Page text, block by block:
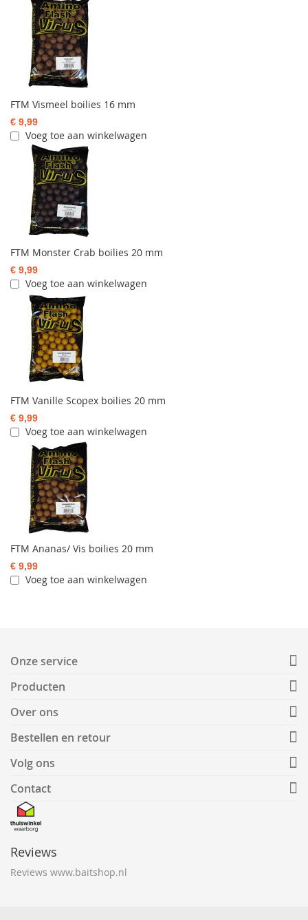
FTM Vismeel boilies 16 mm
€ 9,99
Voeg toe aan winkelwagen
FTM Monster Crab boilies 20 mm
€ 9,99
Voeg toe aan winkelwagen
FTM Vanille Scopex boilies 20 mm
€ 9,99
Voeg toe aan winkelwagen
FTM Ananas/ Vis boilies 20 mm
€ 9,99
Voeg toe aan winkelwagen
Onze service
Producten
Over ons
Bestellen en retour
Volg ons
Contact
Reviews
Reviews www.baitshop.nl